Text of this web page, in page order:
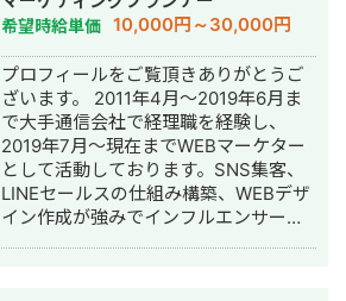
的にご依頼をいただいており、SSサロ
ンを通じては翻訳・リサーチ・海外対
応等、専門性の高い案件も多くご相談
いただいています。 📌 経歴 2015年 神
戸市外国語大学 英米学科 卒業 2015年
三井倉庫HD 入社：アメリカ・マレー
シアにて物流・フォワーディング業務
に従事 2020年 三菱重工業 入社：国産
ジェット機「MRJ／スペースジェッ
ト」、およびボーイング向けの調達業
務を担当 2022年 Schneider Electric
希望時給単価 10,000円～30,000円
プロフィールをご覧頂きありがとうご
ざいます。 2011年4月～2019年6月ま
で大手通信会社で経理職を経験し、
2019年7月～現在までWEBマーケター
として活動しております。SNS集客、
LINEセールスの仕組み構築、WEBデザ
イン作成が強みでインフルエンサーの